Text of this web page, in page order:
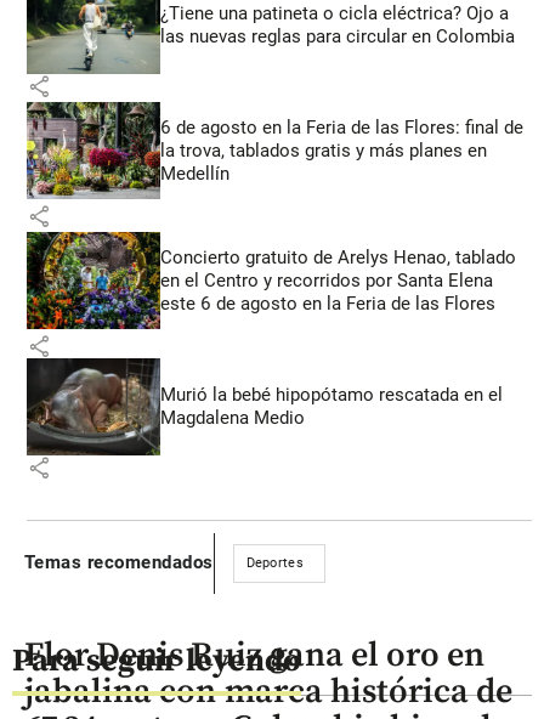
¿Tiene una patineta o cicla eléctrica? Ojo a
las nuevas reglas para circular en Colombia
share
6 de agosto en la Feria de las Flores: final de
la trova, tablados gratis y más planes en
Medellín
share
Concierto gratuito de Arelys Henao, tablado
en el Centro y recorridos por Santa Elena
este 6 de agosto en la Feria de las Flores
share
Murió la bebé hipopótamo rescatada en el
Magdalena Medio
share
Temas recomendados Deportes
Para seguir leyendo
Flor Denis Ruiz gana el oro en
jabalina con marca histórica de